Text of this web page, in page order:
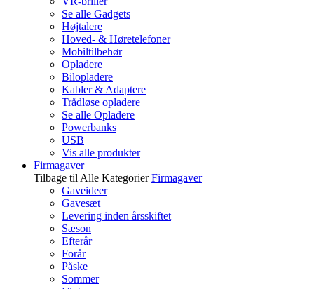
Se alle Gadgets
Højtalere
Hoved- & Høretelefoner
Mobiltilbehør
Opladere
Bilopladere
Kabler & Adaptere
Trådløse opladere
Se alle Opladere
Powerbanks
USB
Vis alle produkter
Firmagaver
Tilbage til Alle Kategorier Firmagaver
Gaveideer
Gavesæt
Levering inden årsskiftet
Sæson
Efterår
Forår
Påske
Sommer